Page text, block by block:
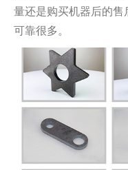
量还是购买机器后的
可靠很多。